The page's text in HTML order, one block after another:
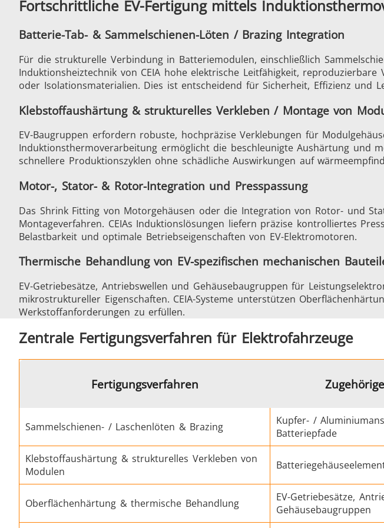
Schrumpfverbindung
Generator mit Controller Generatoren
Serie SH Heizkopf
Automotive
Halbleiter
Medizin und Pharma Metallwerkzeuge
Fortschrittliche EV-Fertigung mittels
Batterie-Tab- & Sammelschienen-Löten / Brazing Integration
Für die strukturelle Verbindung in Batteriemodulen, einschließlich
Induktionsheiztechnik von CEIA hohe elektrische Leitfähigkeit,
oder Isolationsmaterialien. Dies ist entscheidend für Sicherheit, Effizienz und
Klebstoffaushärtung & strukturelles Verkleben / Montage von
EV-Baugruppen erfordern robuste, hochpräzise Verklebungen für
Induktionsthermoverarbeitung ermöglicht die beschleunigte Aushärtung und
schnellere Produktionszyklen ohne schädliche Auswirkungen auf
Motor-, Stator- & Rotor-Integration und Presspassung
Das Shrink Fitting von Motorgehäusen oder die Integration von Rotor- und
Montageverfahren. CEIAs Induktionslösungen liefern präzise kontrolliertes
Belastbarkeit und optimale Betriebseigenschaften von EV-Elektromotoren.
Thermische Behandlung von EV-spezifischen mechanischen
EV-Getriebesätze, Antriebswellen und Gehäusebaugruppen für
mikrostruktureller Eigenschaften. CEIA-Systeme unterstützen
Werkstoffanforderungen zu erfüllen.
Zentrale Fertigungsverfahren für Elektrofahrzeuge
Fertigungsverfahren
Sammelschienen- / Laschenlöten & Brazing
Kupfer- /
Batteriepfade
Klebstoffaushärtung & strukturelles Verkleben von
Modulen
Oberflächenhärtung & thermische Behandlung
EV-Getriebesätze,
Gehäusebaugruppen